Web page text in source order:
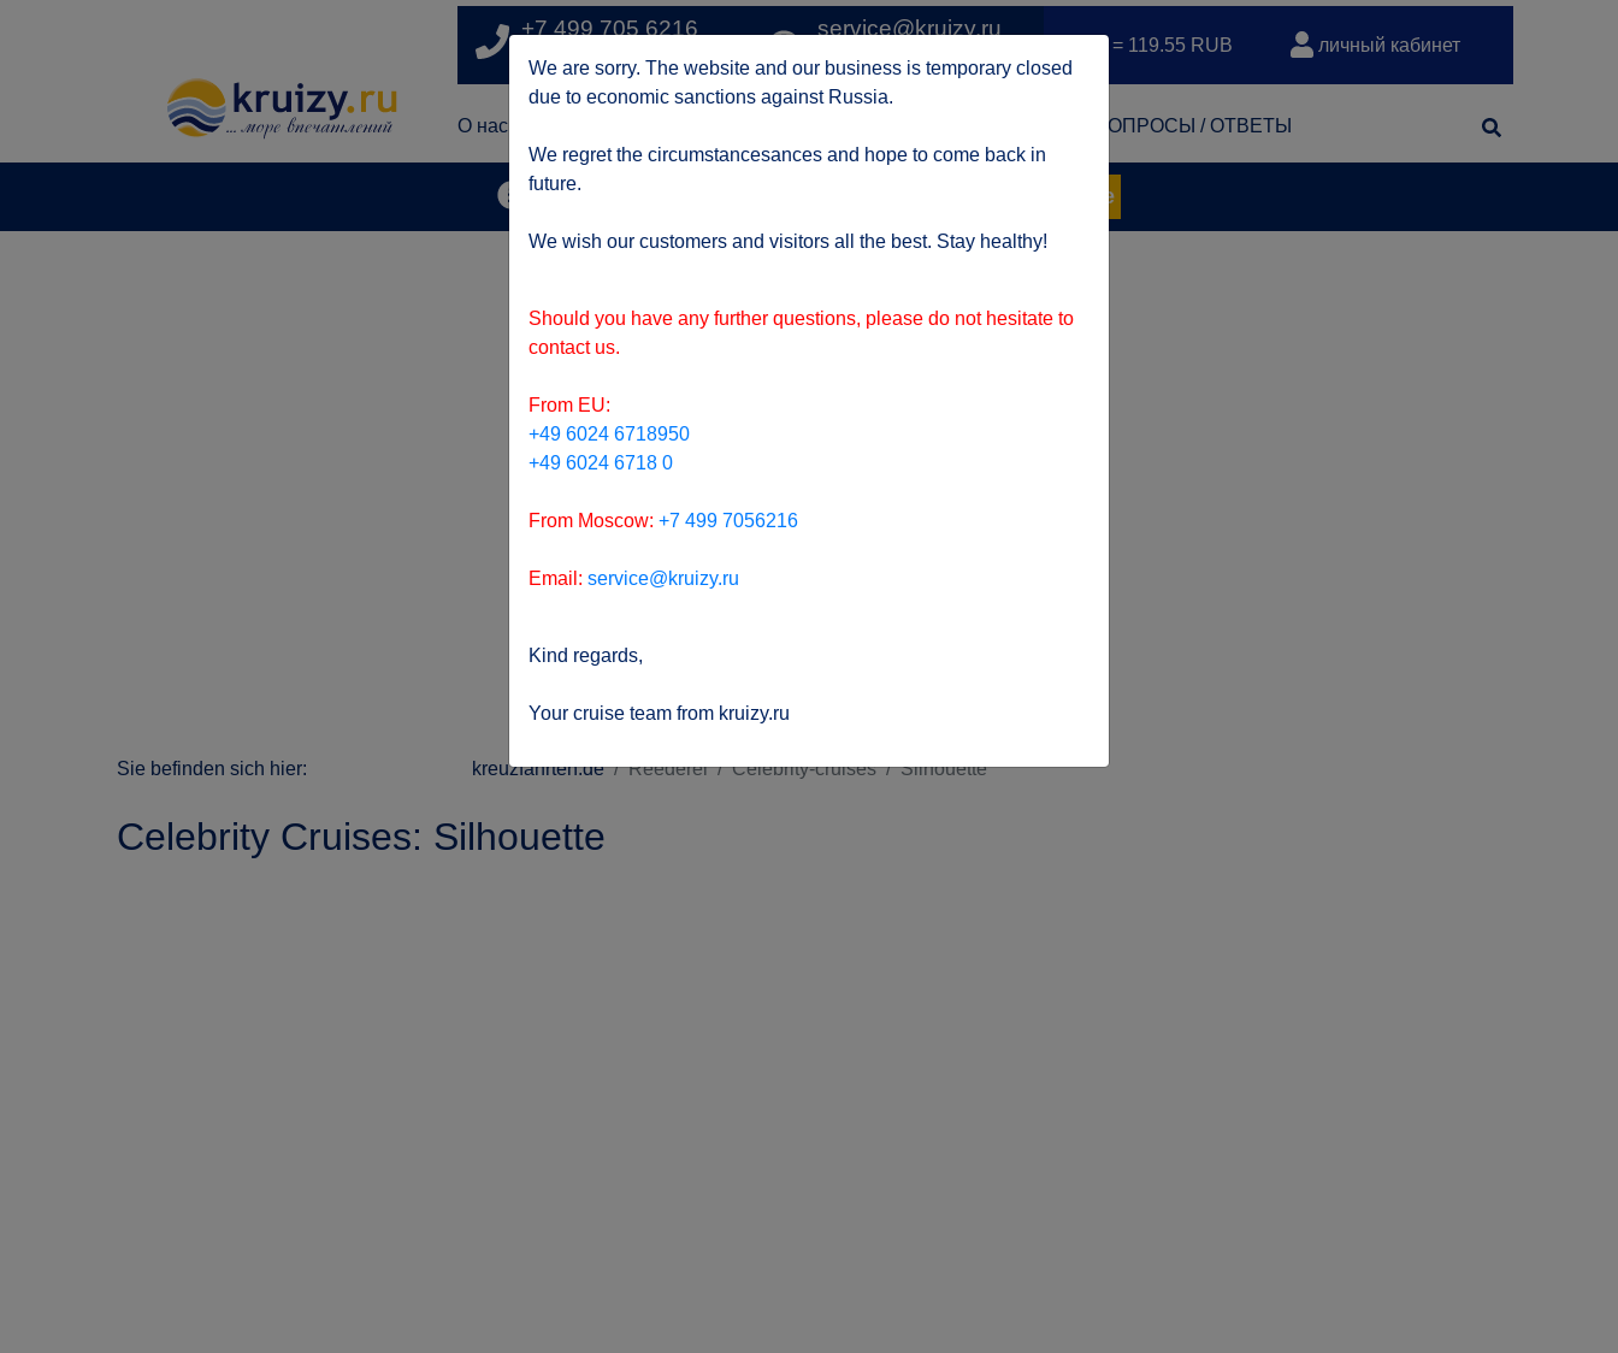
+7 499 705 6216
по Москве
service@kruizy.ru
Отправить запрос
1 EUR = 119.55 RUB личный кабинет
О нас ВОПРОСЫ / ОТВЕТЫ
Актуальная информация о короне вирусе подробнее
Sie befinden sich hier: kreuzfahrten.de Reederei Celebrity-cruises Silhouette
Celebrity Cruises: Silhouette
We are sorry. The website and our business is temporary closed
due to economic sanctions against Russia.
We regret the circumstancesances and hope to come back in
future.
We wish our customers and visitors all the best. Stay healthy!
Should you have any further questions, please do not hesitate to
contact us.
From EU:
+49 6024 6718950
+49 6024 6718 0
From Moscow: +7 499 7056216
Email: service@kruizy.ru
Kind regards,
Your cruise team from kruizy.ru